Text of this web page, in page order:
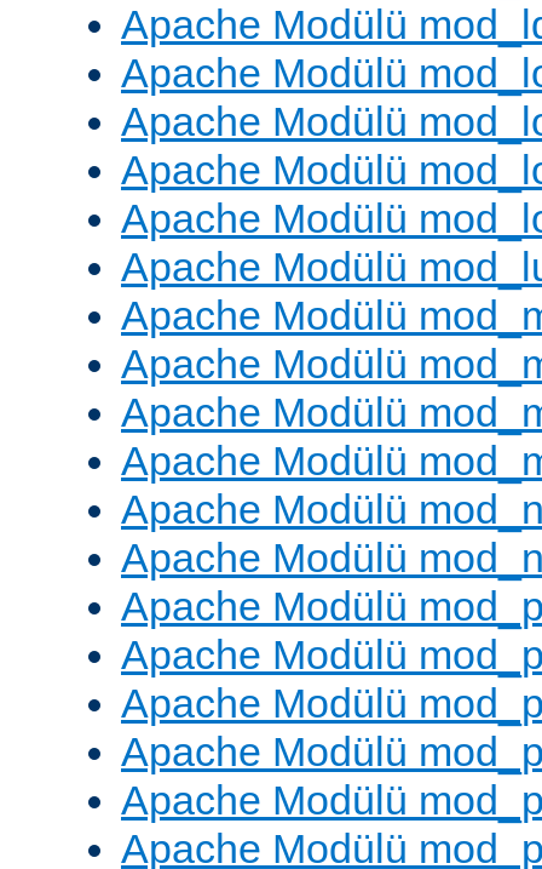
Apache Modülü
Apache Modülü
Apache Modülü
Apache Modülü
Apache Modülü
Apache Modülü
Apache Modülü
Apache Modülü
Apache Modülü
Apache Modülü
Apache Modülü
Apache Modülü
Apache Modülü
Apache Modülü
Apache Modülü
Apache Modülü
Apache Modülü
Apache Modülü